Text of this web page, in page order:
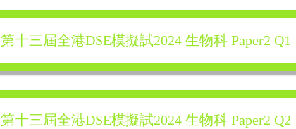
第十三屆全港DSE模擬試2024 生物科 Paper2 Q1
第十三屆全港DSE模擬試2024 生物科 Paper2 Q2